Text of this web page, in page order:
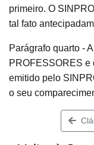
primeiro. O
tal fato
Parágrafo quarto -
PROFESSORES
emitido pelo
o seu